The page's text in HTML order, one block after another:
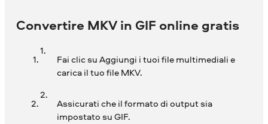
Convertire MKV in GIF online gratis
Fai clic su Aggiungi i tuoi file multimediali e
carica il tuo file MKV.
Assicurati che il formato di output sia
impostato su GIF.